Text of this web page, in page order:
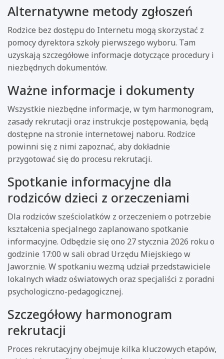
Alternatywne metody zgłoszeń
Rodzice bez dostępu do Internetu mogą skorzystać z
pomocy dyrektora szkoły pierwszego wyboru. Tam
uzyskają szczegółowe informacje dotyczące procedury i
niezbędnych dokumentów.
Ważne informacje i dokumenty
Wszystkie niezbędne informacje, w tym harmonogram,
zasady rekrutacji oraz instrukcje postępowania, będą
dostępne na stronie internetowej naboru. Rodzice
powinni się z nimi zapoznać, aby dokładnie
przygotować się do procesu rekrutacji.
Spotkanie informacyjne dla
rodziców dzieci z orzeczeniami
Dla rodziców sześciolatków z orzeczeniem o potrzebie
kształcenia specjalnego zaplanowano spotkanie
informacyjne. Odbędzie się ono 27 stycznia 2026 roku o
godzinie 17:00 w sali obrad Urzędu Miejskiego w
Jaworznie. W spotkaniu wezmą udział przedstawiciele
lokalnych władz oświatowych oraz specjaliści z poradni
psychologiczno-pedagogicznej.
Szczegółowy harmonogram
rekrutacji
Proces rekrutacyjny obejmuje kilka kluczowych etapów,